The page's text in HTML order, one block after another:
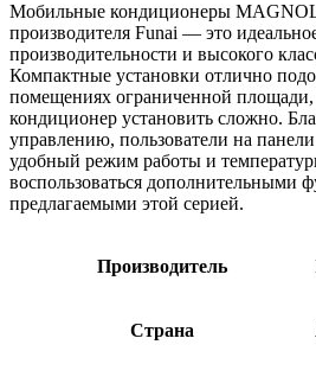
Мобильные кондиционеры
производителя Funai — это
производительности и высокого
Компактные установки отлично
помещениях ограниченной
кондиционер установить сложно.
управлению, пользователи на
удобный режим работы и
воспользоваться дополнительными
предлагаемыми этой серией.
Производитель
Страна